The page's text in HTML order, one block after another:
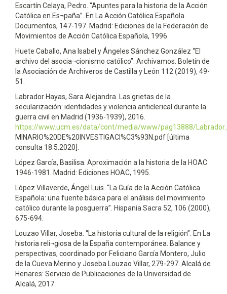
Escartín Celaya, Pedro. “Apuntes para la historia de la Acción
Católica en Es¬paña”. En La Acción Católica Española.
Documentos, 147-197. Madrid: Ediciones de la Federación de
Movimientos de Acción Católica Española, 1996.
Huete Caballo, Ana Isabel y Ángeles Sánchez González “El
archivo del asocia¬cionismo católico”. Archivamos: Boletín de
la Asociación de Archiveros de Castilla y León 112 (2019), 49-
51.
Labrador Hayas, Sara Alejandra. Las grietas de la
secularización: identidades y violencia anticlerical durante la
guerra civil en Madrid (1936-1939), 2016.
https://www.ucm.es/data/cont/media/www/pag13888/
MINARIO%20DE%20INVESTIGACI%C3%93N.pdf [última
consulta 18.5.2020].
López García, Basilisa. Aproximación a la historia de la HOAC:
1946-1981. Madrid: Ediciones HOAC, 1995.
López Villaverde, Ángel Luis. “La Guía de la Acción Católica
Española: una fuente básica para el análisis del movimiento
católico durante la posguerra”. Hispania Sacra 52, 106 (2000),
675-694.
Louzao Villar, Joseba. “La historia cultural de la religión”. En La
historia reli¬giosa de la España contemporánea. Balance y
perspectivas, coordinado por Feliciano García Montero, Julio
de la Cueva Merino y Joseba Louzao Villar, 279-297. Alcalá de
Henares: Servicio de Publicaciones de la Universidad de
Alcalá, 2017.